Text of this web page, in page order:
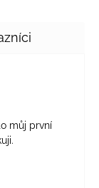
můj první